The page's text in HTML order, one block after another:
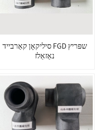
סיליקאָן קאַרבייד FGD שפּריץ
נאַזאַלז